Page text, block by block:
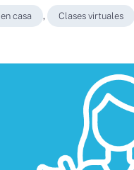
casa , Clases virtuales